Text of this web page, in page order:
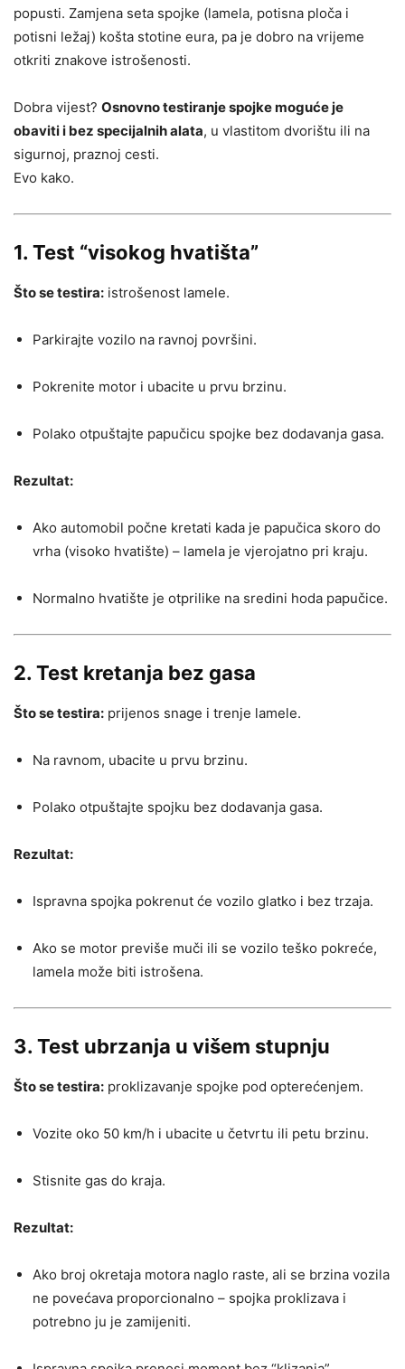
popusti. Zamjena seta spojke (lamela, potisna ploča i
potisni ležaj) košta stotine eura, pa je dobro na vrijeme
otkriti znakove istrošenosti.
Dobra vijest? Osnovno testiranje spojke moguće je
obaviti i bez specijalnih alata, u vlastitom dvorištu ili na
sigurnoj, praznoj cesti.
Evo kako.
1. Test “visokog hvatišta”
Što se testira: istrošenost lamele.
Parkirajte vozilo na ravnoj površini.
Pokrenite motor i ubacite u prvu brzinu.
Polako otpuštajte papučicu spojke bez dodavanja gasa.
Rezultat:
Ako automobil počne kretati kada je papučica skoro do
vrha (visoko hvatište) – lamela je vjerojatno pri kraju.
Normalno hvatište je otprilike na sredini hoda papučice.
2. Test kretanja bez gasa
Što se testira: prijenos snage i trenje lamele.
Na ravnom, ubacite u prvu brzinu.
Polako otpuštajte spojku bez dodavanja gasa.
Rezultat:
Ispravna spojka pokrenut će vozilo glatko i bez trzaja.
Ako se motor previše muči ili se vozilo teško pokreće,
lamela može biti istrošena.
3. Test ubrzanja u višem stupnju
Što se testira: proklizavanje spojke pod opterećenjem.
Vozite oko 50 km/h i ubacite u četvrtu ili petu brzinu.
Stisnite gas do kraja.
Rezultat:
Ako broj okretaja motora naglo raste, ali se brzina vozila
ne povećava proporcionalno – spojka proklizava i
potrebno ju je zamijeniti.